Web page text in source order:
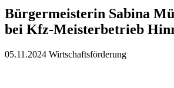
Bürgermeisterin Sabina
bei Kfz-Meisterbetrieb
05.11.2024 Wirtschaftsförderung